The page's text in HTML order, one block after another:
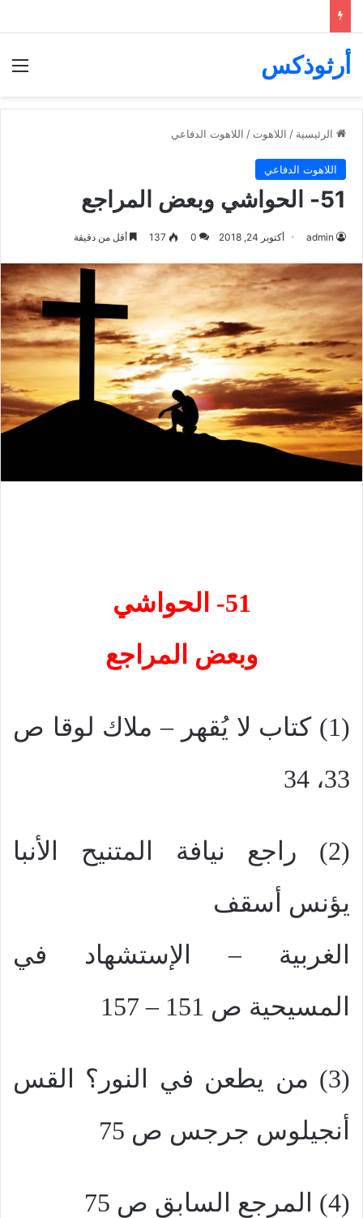
أرثوذكس
الرئيسية / اللاهوت / اللاهوت الدفاعي
اللاهوت الدفاعي
51- الحواشي وبعض المراجع
admin أكتوبر 24, 2018 0
137 أقل من دقيقة
51- الحواشي
وبعض المراجع
(1) كتاب لا يُقهر – ملاك لوقا ص
33، 34
(2) راجع نيافة المتنيح الأنبا
يؤنس أسقف
الغربية – الإستشهاد في
المسيحية ص 151 – 157
(3) من يطعن في النور؟ القس
أنجيلوس جرجس ص 75
(4) المرجع السابق ص 75